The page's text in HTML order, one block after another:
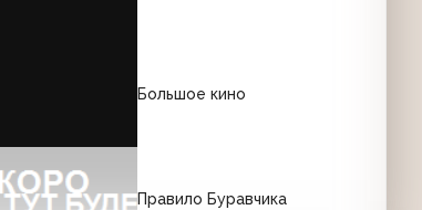
Большое кино
Правило Буравчика